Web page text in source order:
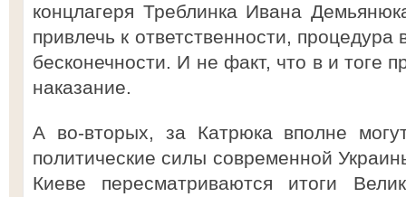
концлагеря Треблинка Ивана
привлечь к ответственности,
бесконечности. И не факт, что в и тоге
наказание.
А во-вторых, за Катрюка вполне
политические силы современной
Киеве пересматриваются итоги